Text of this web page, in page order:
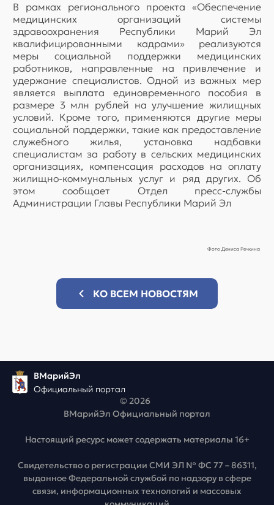
В рамках регионального проекта «Обеспечение
медицинских организаций системы
здравоохранения Республики Марий Эл
квалифицированными кадрами» реализуются
меры социальной поддержки медицинских
работников, направленные на привлечение и
удержание специалистов. Одной из важных мер
является выплата единовременного пособия в
размере 3 млн рублей на улучшение жилищных
условий. Кроме того, применяются другие меры
социальной поддержки, такие как предоставление
служебного жилья, установка надбавки
специалистам за работу в сельских медицинских
организациях, компенсация расходов на оплату
жилищно-коммунальных услуг и ряд других. Об
этом сообщает Отдел пресс-службы
Администрации Главы Республики Марий Эл
Фото Дениса Речкина
КО ВСЕМ НОВОСТЯМ
ВМарийЭл
Официальный портал
© 2026
ВМарийЭл Официальный портал
Настоящий ресурс может содержать материалы 16+
Свидетельство о регистрации СМИ ЭЛ № ФС 77 – 86311,
выданное Федеральной службой по надзору в сфере
связи, информационных технологий и массовых